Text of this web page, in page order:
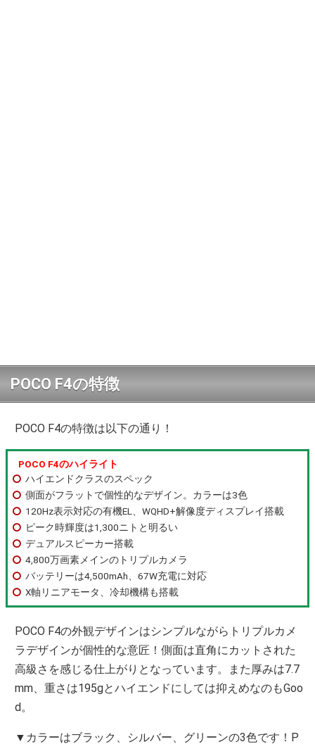
POCO F4の特徴
POCO F4の特徴は以下の通り！
POCO F4のハイライト
ハイエンドクラスのスペック
側面がフラットで個性的なデザイン。カラーは3色
120Hz表示対応の有機EL、WQHD+解像度ディスプレイ搭載
ピーク時輝度は1,300ニトと明るい
デュアルスピーカー搭載
4,800万画素メインのトリプルカメラ
バッテリーは4,500mAh、67W充電に対応
X軸リニアモータ、冷却機構も搭載
POCO F4の外観デザインはシンプルながらトリプルカメ
ラデザインが個性的な意匠！側面は直角にカットされた
高級さを感じる仕上がりとなっています。また厚みは7.7
mm、重さは195gとハイエンドにしては抑えめなのもGoo
d。
▼カラーはブラック、シルバー、グリーンの3色です！P